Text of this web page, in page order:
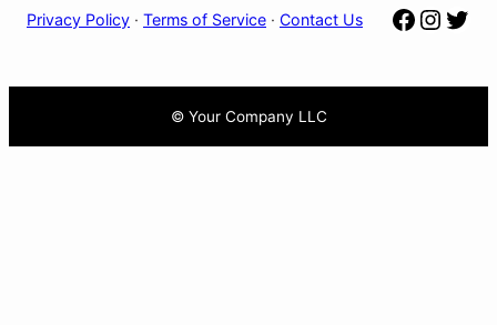
Privacy Policy · Terms of Service · Contact Us
© Your Company LLC